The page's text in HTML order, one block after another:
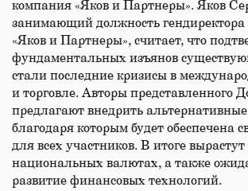
компания «Яков и Партнеры». Яков
занимающий должность
«Яков и Партнеры», считает, что
фундаментальных изъянов
стали последние кризисы в
и торговле. Авторы представленного
предлагают внедрить
благодаря которым будет обеспечена
для всех участников. В итоге
национальных валютах, а также
развитие финансовых технологий.